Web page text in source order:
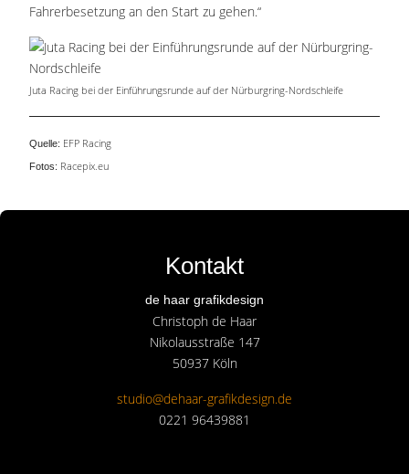
Fahrerbesetzung an den Start zu gehen.“
Juta Racing bei der Einführungsrunde auf der Nürburgring-Nordschleife
Quelle: EFP Racing
Fotos: Racepix.eu
Kontakt
de haar grafikdesign
Christoph de Haar
Nikolausstraße 147
50937 Köln
studio@dehaar-grafikdesign.de
0221 96439881